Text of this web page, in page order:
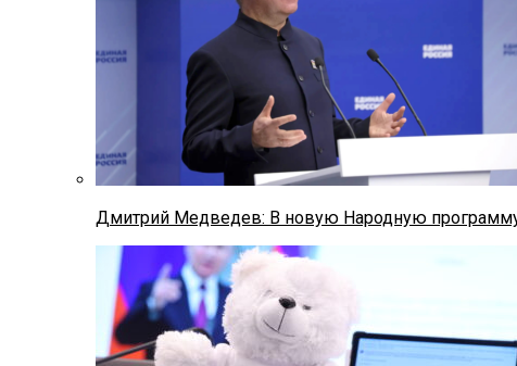
Дмитрий Медведев: В новую Народную